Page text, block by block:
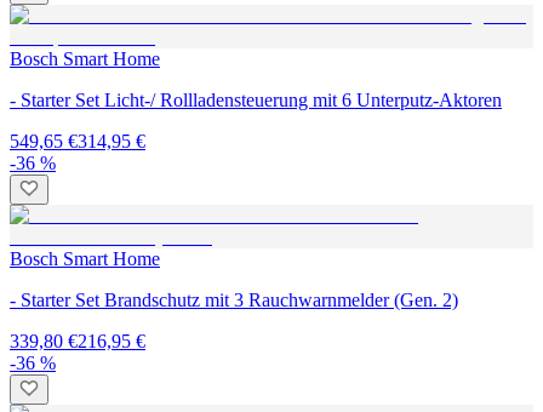
Bosch Smart Home
- Starter Set Licht-/ Rollladensteuerung mit 6 Unterputz-Aktoren
549,65 €314,95 €
-36 %
Bosch Smart Home
- Starter Set Brandschutz mit 3 Rauchwarnmelder (Gen. 2)
339,80 €216,95 €
-36 %